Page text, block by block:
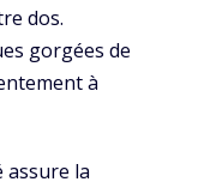
dos.
gorgées de
à
assure la